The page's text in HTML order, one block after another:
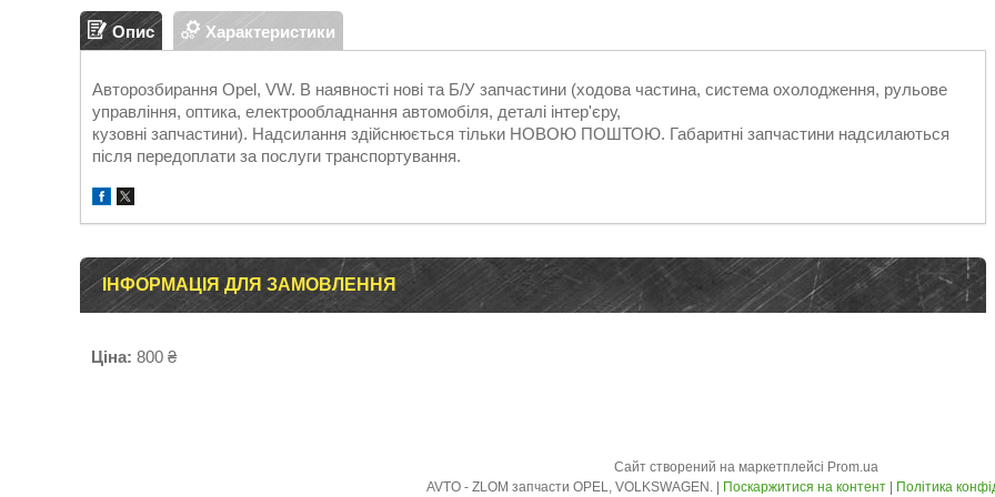
Опис Характеристики
Авторозбирання Opel, VW. В наявності нові та Б/У запчастини (ходова частина, система охолодження, рульове
управління, оптика, електрообладнання автомобіля, деталі інтер'єру,
кузовні запчастини). Надсилання здійснюється тільки НОВОЮ ПОШТОЮ. Габаритні запчастини надсилаються
після передоплати за послуги транспортування.
ІНФОРМАЦІЯ ДЛЯ ЗАМОВЛЕННЯ
Ціна: 800 ₴
Сайт створений на маркетплейсі Prom.ua
Поскаржитися на контент Політика